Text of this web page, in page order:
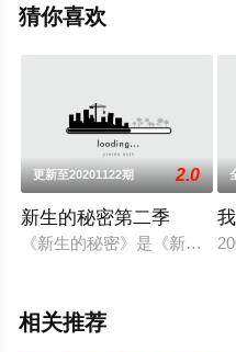
猜你喜欢
更新至20201122期 2.0
新生的秘密第二季
《新生的秘密》是《新生日
相关推荐